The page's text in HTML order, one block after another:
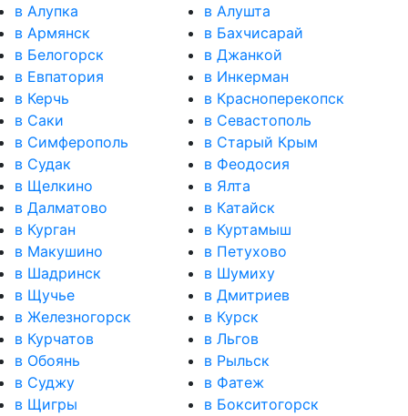
в Алупка
в Алушта
в Армянск
в Бахчисарай
в Белогорск
в Джанкой
в Евпатория
в Инкерман
в Керчь
в Красноперекопск
в Саки
в Севастополь
в Симферополь
в Старый Крым
в Судак
в Феодосия
в Щелкино
в Ялта
в Далматово
в Катайск
в Курган
в Куртамыш
в Макушино
в Петухово
в Шадринск
в Шумиху
в Щучье
в Дмитриев
в Железногорск
в Курск
в Курчатов
в Льгов
в Обоянь
в Рыльск
в Суджу
в Фатеж
в Щигры
в Бокситогорск